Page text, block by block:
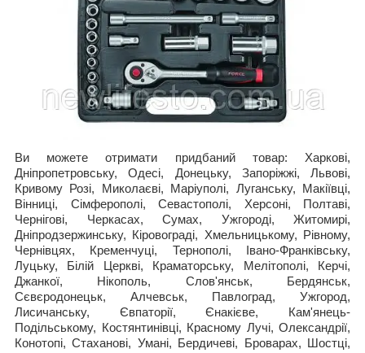
Ви можете отримати придбаний товар: Харкові,
Дніпропетровську, Одесі, Донецьку, Запоріжжі, Львові,
Кривому Розі, Миколаєві, Маріуполі, Луганську, Макіївці,
Вінниці, Сімферополі, Севастополі, Херсоні, Полтаві,
Чернігові, Черкасах, Сумах, Ужгороді, Житомирі,
Дніпродзержинську, Кіровограді, Хмельницькому, Рівному,
Чернівцях, Кременчуці, Тернополі, Івано-Франківську,
Луцьку, Білій Церкві, Краматорську, Мелітополі, Керчі,
Джанкої, Нікополь, Слов'янськ, Бердянськ,
Сєвєродонецьк, Алчевськ, Павлоград, Ужгород,
Лисичанську, Євпаторії, Єнакієве, Кам'янець-
Подільському, Костянтинівці, Красному Лучі, Олександрії,
Конотопі, Стаханові, Умані, Бердичеві, Броварах, Шостці,